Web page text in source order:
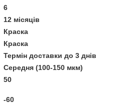
6
12 місяців
Краска
Краска
Термін доставки до 3 днів
Середня (100-150 мкм)
50
-60